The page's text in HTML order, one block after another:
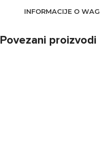
INFORMACIJE O WAG
Povezani proizvodi